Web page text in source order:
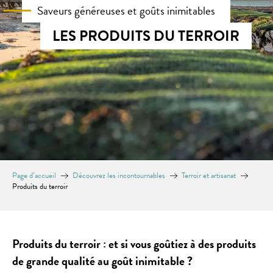
Saveurs généreuses et goûts inimitables
LES PRODUITS DU TERROIR
Page d’accueil Découvrez les incontournables
Terroir et artisanat
Produits du terroir
Produits du terroir : et si vous goûtiez à des produits
de grande qualité au goût inimitable ?